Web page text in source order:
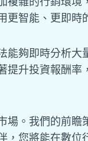
智能、更即時
能夠即時分析大
提升投資報酬率
。我們的前瞻
您將能在數位